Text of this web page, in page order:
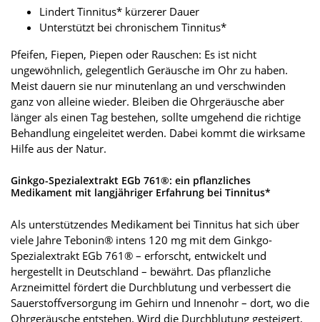
Lindert Tinnitus* kürzerer Dauer
Unterstützt bei chronischem Tinnitus*
Pfeifen, Fiepen, Piepen oder Rauschen: Es ist nicht
ungewöhnlich, gelegentlich Geräusche im Ohr zu haben.
Meist dauern sie nur minutenlang an und verschwinden
ganz von alleine wieder. Bleiben die Ohrgeräusche aber
länger als einen Tag bestehen, sollte umgehend die richtige
Behandlung eingeleitet werden. Dabei kommt die wirksame
Hilfe aus der Natur.
Ginkgo-Spezialextrakt EGb 761®: ein pflanzliches
Medikament mit langjähriger Erfahrung bei Tinnitus*
Als unterstützendes Medikament bei Tinnitus hat sich über
viele Jahre Tebonin® intens 120 mg mit dem Ginkgo-
Spezialextrakt EGb 761® – erforscht, entwickelt und
hergestellt in Deutschland – bewährt. Das pflanzliche
Arzneimittel fördert die Durchblutung und verbessert die
Sauerstoffversorgung im Gehirn und Innenohr – dort, wo die
Ohrgeräusche entstehen. Wird die Durchblutung gesteigert,